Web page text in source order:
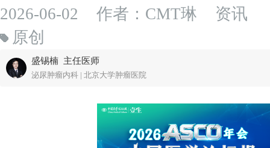
2026-06-02 作者：CMT琳
资讯
原创
盛锡楠 主任医师
泌尿肿瘤内科 | 北京大学肿瘤医院